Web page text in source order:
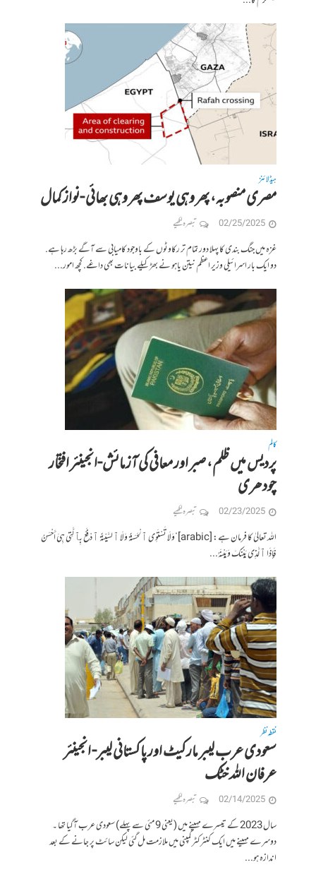
ہیڈلائنز
مصری منصوبہ، پھر وہی یوسف پھر وہی بھائی -نواز کمال
02/25/2025 تبصرہ لکھیے
غزہ میں جنگ بندی کا پہلا دور تمام تر رکاوٹوں کے باوجود کامیابی سے آگے بڑھ رہا ہے.
دو ایک بار اسرائیلی وزیر اعظم نیتن یاہو نے بھڑکیلے بیانات بھی داغے. کچھ امور...
کالم
پردیس میں ظلم، صبر اور معافی کی آزمائش-انجینئر افتخار
چودھری
02/23/2025 تبصرہ لکھیے
اللہ تعالیٰ کا فرمان ہے: [arabic]”وَلَا تَسْتَوِی ٱلْحَسَنَةُ وَلَا ٱلسَّیِّئَةُ ٱدْفَعْ بِٱلَّتِی هِیَ أَحْسَنُ
فَإِذَا ٱلَّذِی بَیْنَکَ وَبَیْنَهُ...
نقطہ نظر
سعودی عرب لیبر مارکیٹ اور پاکستانی لیبر- انجینئر
عرفان اللہ خٹک
02/14/2025 تبصرہ لکھیے
سال 2023 کے تیسرے مہینے میں (یعنی 9 مئی سے پہلے) سعودی عرب آگیا تھا ۔
دوسرے مہینے میں ایک کنٹرکٹر کمپنی میں ملازمت مل گئی لیکن سائٹ پر جانے کے بعد
اندازہ ہو...